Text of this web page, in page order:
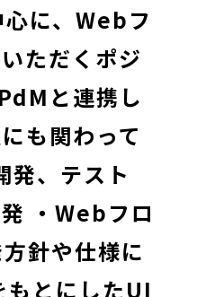
に、Webフ
ただくポジ
と連携し
も関わって
発、テスト
・Webフロ
針や仕様に
もとにしたUI